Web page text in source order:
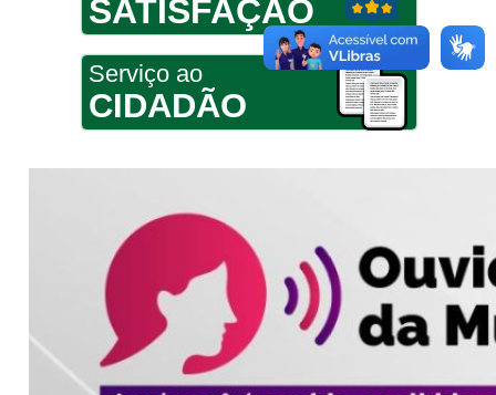
SATISFAÇÃO
Serviço ao
CIDADÃO